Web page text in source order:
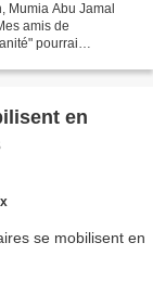
Mumia Abu Jamal
amis de
pourrai
en